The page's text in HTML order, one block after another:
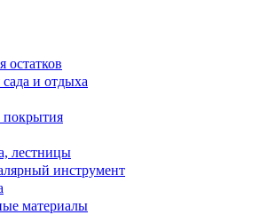
остатков
и отдыха
лестницы
инструмент
материалы